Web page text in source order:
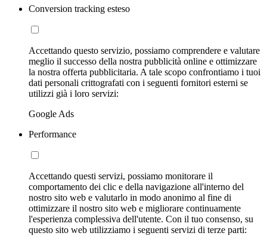
Conversion tracking esteso
Accettando questo servizio, possiamo comprendere e valutare
meglio il successo della nostra pubblicità online e ottimizzare
la nostra offerta pubblicitaria. A tale scopo confrontiamo i tuoi
dati personali crittografati con i seguenti fornitori esterni se
utilizzi già i loro servizi:
Google Ads
Performance
Accettando questi servizi, possiamo monitorare il
comportamento dei clic e della navigazione all'interno del
nostro sito web e valutarlo in modo anonimo al fine di
ottimizzare il nostro sito web e migliorare continuamente
l'esperienza complessiva dell'utente. Con il tuo consenso, su
questo sito web utilizziamo i seguenti servizi di terze parti: